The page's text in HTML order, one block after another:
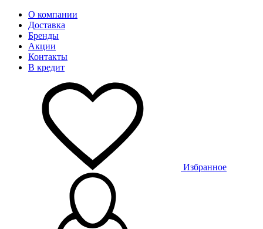
О компании
Доставка
Бренды
Акции
Контакты
В кредит
Избранное